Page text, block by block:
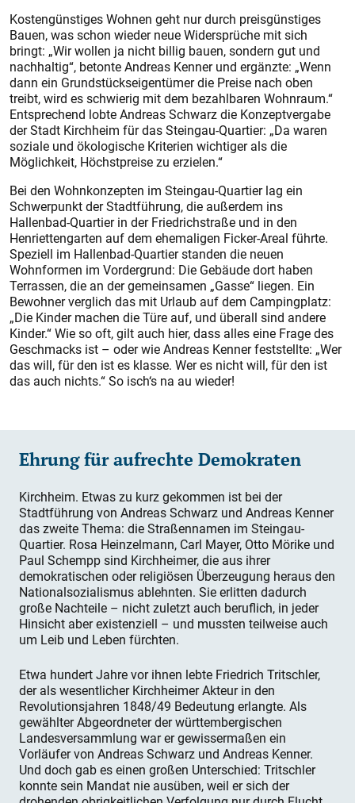
Kostengünstiges Wohnen geht nur durch preisgünstiges
Bauen, was schon wieder neue Widersprüche mit sich
bringt: „Wir wollen ja nicht billig bauen, sondern gut und
nachhaltig“, betonte Andreas Kenner und ergänzte: „Wenn
dann ein Grundstückseigentümer die Preise nach oben
treibt, wird es schwierig mit dem bezahlbaren Wohnraum.“
Entsprechend lobte Andreas Schwarz die Konzeptvergabe
der Stadt Kirchheim für das Steingau-Quartier: „Da waren
soziale und ökologische Kriterien wichtiger als die
Möglichkeit, Höchstpreise zu erzielen.“
Bei den Wohnkonzepten im Steingau-Quartier lag ein
Schwerpunkt der Stadtführung, die außerdem ins
Hallenbad-Quartier in der Friedrichstraße und in den
Henriettengarten auf dem ehemaligen Ficker-Areal führte.
Speziell im Hallenbad-Quartier standen die neuen
Wohnformen im Vordergrund: Die Gebäude dort haben
Terrassen, die an der gemeinsamen „Gasse“ liegen. Ein
Bewohner verglich das mit Urlaub auf dem Campingplatz:
„Die Kinder machen die Türe auf, und überall sind andere
Kinder.“ Wie so oft, gilt auch hier, dass alles eine Frage des
Geschmacks ist – oder wie Andreas Kenner feststellte: „Wer
das will, für den ist es klasse. Wer es nicht will, für den ist
das auch nichts.“ So isch‘s na au wieder!
Ehrung für aufrechte Demokraten
Kirchheim. Etwas zu kurz gekommen ist bei der
Stadtführung von Andreas Schwarz und Andreas Kenner
das zweite Thema: die Straßennamen im Steingau-
Quartier. Rosa Heinzelmann, Carl Mayer, Otto Mörike und
Paul Schempp sind Kirchheimer, die aus ihrer
demokratischen oder religiösen Überzeugung heraus den
Nationalsozialismus ablehnten. Sie erlitten dadurch
große Nachteile – nicht zuletzt auch beruflich, in jeder
Hinsicht aber existenziell – und mussten teilweise auch
um Leib und Leben fürchten.
Etwa hundert Jahre vor ihnen lebte Friedrich Tritschler,
der als wesentlicher Kirchheimer Akteur in den
Revolutionsjahren 1848/49 Bedeutung erlangte. Als
gewählter Abgeordneter der württembergischen
Landesversammlung war er gewissermaßen ein
Vorläufer von Andreas Schwarz und Andreas Kenner.
Und doch gab es einen großen Unterschied: Tritschler
konnte sein Mandat nie ausüben, weil er sich der